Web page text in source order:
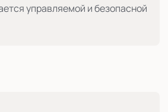
управляемой и безопасной